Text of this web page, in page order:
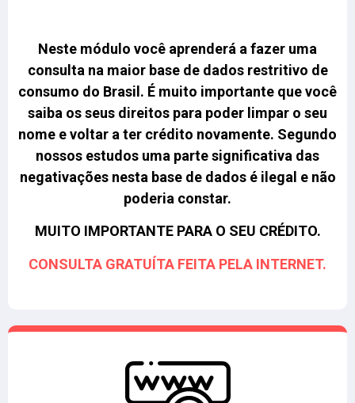
Neste módulo você aprenderá a fazer uma
consulta na maior base de dados restritivo de
consumo do Brasil. É muito importante que você
saiba os seus direitos para poder limpar o seu
nome e voltar a ter crédito novamente. Segundo
nossos estudos uma parte significativa das
negativações nesta base de dados é ilegal e não
poderia constar.
MUITO IMPORTANTE PARA O SEU CRÉDITO.
CONSULTA GRATUÍTA FEITA PELA INTERNET.